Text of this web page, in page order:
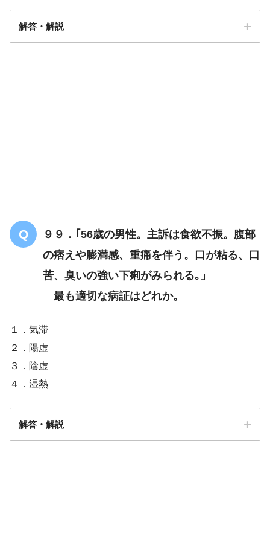
解答・解説
９９．｢56歳の男性。主訴は食欲不振。腹部
の痞えや膨満感、重痛を伴う。口が粘る、口
苦、臭いの強い下痢がみられる｡」
最も適切な病証はどれか。
１．気滞
２．陽虚
３．陰虚
４．湿熱
解答・解説